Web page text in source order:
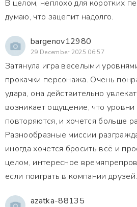
В целом, неплохо для коротких
думаю, что зацепит надолго.
bargenov12980
29 December 2025 06:57
Затянула игра веселыми
прокачки персонажа. Очень
удара, она действительно
возникает ощущение, что
повторяются, и хочется больше
Разнообразные миссии
иногда хочется бросить всё и
целом, интересное
если поиграть в компании друзей.
azatka-88135